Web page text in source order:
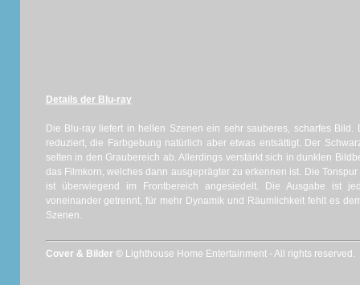
Details der Blu-ray
Die Blu-ray liefert in hellen Szenen ein sehr sauberes, scharfes Bild.
reduziert, die Farbgebung natürlich aber etwas entsättigt. Der
selten in den Graubereich ab. Allerdings verstärkt sich in dunklen
das Filmkorn, welches dann ausgeprägter zu erkennen ist. Die
ist überwiegend im Frontbereich angesiedelt. Die Ausgabe ist
voneinander getrennt, für mehr Dynamik und Räumlichkeit fehlt es
Szenen.
Cover & Bilder © Lighthouse Home Entertainment - All rights reserved.